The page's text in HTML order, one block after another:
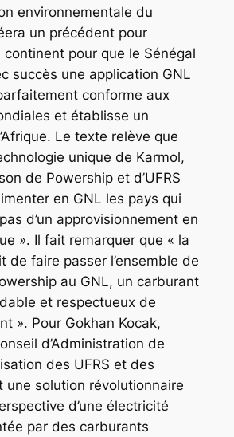
environnementale du
un précédent pour
continent pour que le Sénégal
succès une application GNL
conforme aux
et établisse un
Le texte relève que
unique de Karmol,
de Powership et d’UFRS
en GNL les pays qui
d’un approvisionnement en
». Il fait remarquer que « la
de faire passer l’ensemble de
au GNL, un carburant
et respectueux de
». Pour Gokhan Kocak,
d’Administration de
des UFRS et des
une solution révolutionnaire
d’une électricité
par des carburants